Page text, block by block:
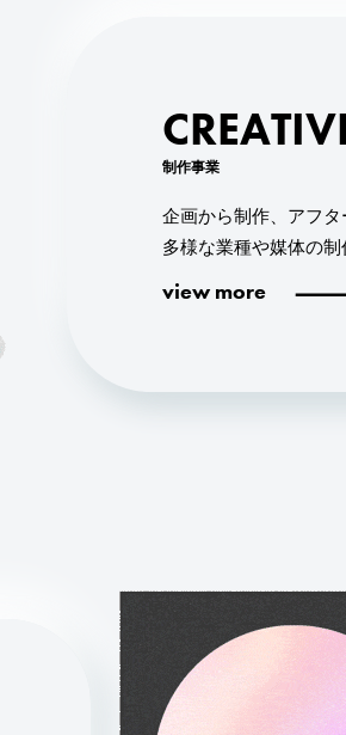
制作事業
企画から制作、アフ
多様な業種や媒体の
view more